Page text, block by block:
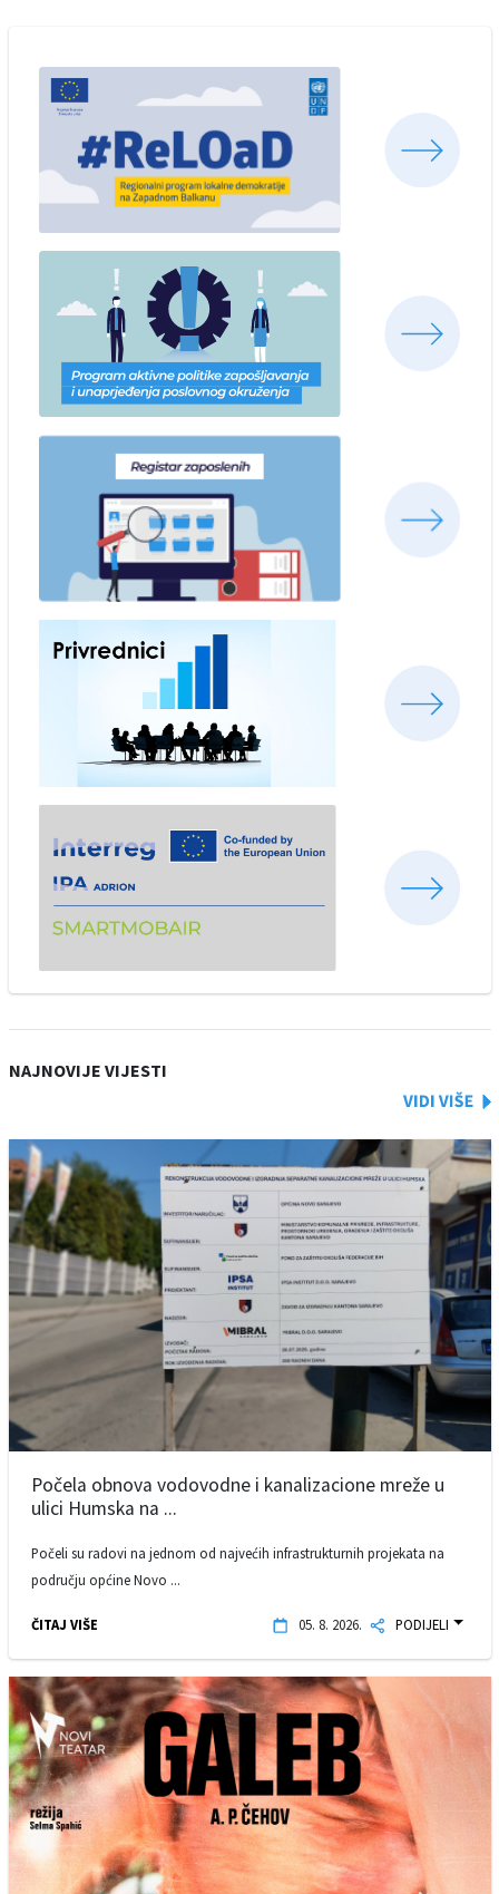
NAJNOVIJE VIJESTI
Počela obnova vodovodne i kanalizacione mreže u
ulici Humska na ...
Počeli su radovi na jednom od najvećih infrastrukturnih projekata na
području općine Novo ...
ČITAJ VIŠE 05. 8. 2026. PODIJELI